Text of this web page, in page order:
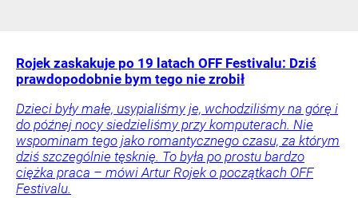
Rojek zaskakuje po 19 latach OFF Festivalu: Dziś
prawdopodobnie bym tego nie zrobił
Dzieci były małe, usypialiśmy je, wchodziliśmy na górę i
do późnej nocy siedzieliśmy przy komputerach. Nie
wspominam tego jako romantycznego czasu, za którym
dziś szczególnie tęsknię. To była po prostu bardzo
ciężka praca – mówi Artur Rojek o początkach OFF
Festivalu.